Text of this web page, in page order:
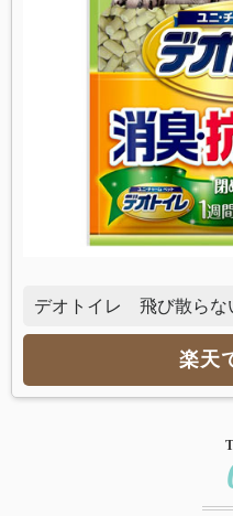
デオトイレ 飛び散らな
楽天